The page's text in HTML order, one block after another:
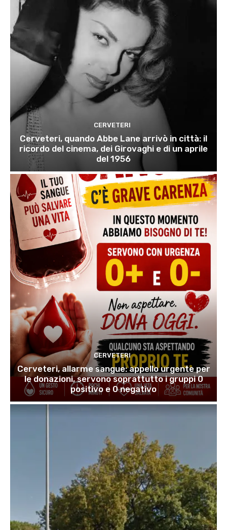
CERVETERI
Cerveteri, quando Abbe Lane arrivò in città: il
ricordo del cinema, dei Girovaghi e di un aprile
del 1956
CERVETERI
Cerveteri, allarme sangue: appello urgente per
le donazioni, servono soprattutto i gruppi 0
positivo e 0 negativo